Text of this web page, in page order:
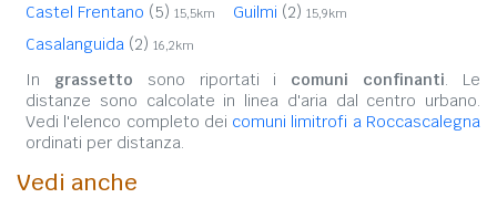
Castel Frentano (5) 15,5km Guilmi (2) 15,9km
Casalanguida (2) 16,2km
In grassetto sono riportati i comuni confinanti. Le
distanze sono calcolate in linea d'aria dal centro urbano.
Vedi l'elenco completo dei comuni limitrofi a Roccascalegna
ordinati per distanza.
Vedi anche